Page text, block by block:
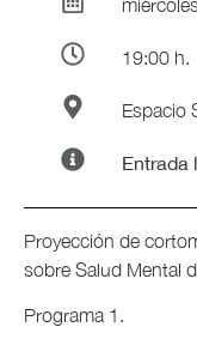
19:00 h.
Espacio
Entrada
Proyección de
sobre Salud Mental
Programa 1.